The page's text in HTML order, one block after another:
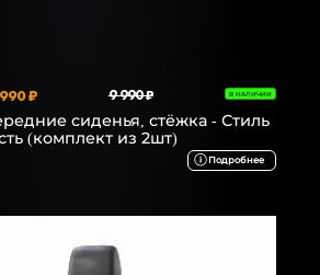
₽ 9 990 ₽ В НАЛИЧИИ
сиденья, стёжка - Стиль
(комплект из 2шт)
Подробнее